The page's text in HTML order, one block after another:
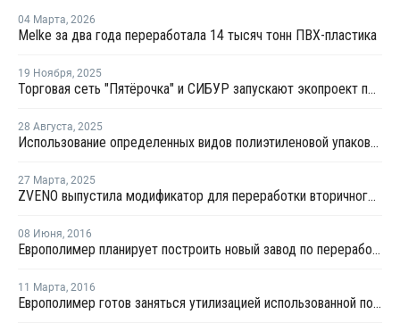
04 Марта, 2026
Melke за два года переработала 14 тысяч тонн ПВХ-пластика
19 Ноября, 2025
Торговая сеть "Пятёрочка" и СИБУР запускают экопроект по сбору яичных лотков из полистирола
28 Августа, 2025
Использование определенных видов полиэтиленовой упаковки запретят в Хабаровском крае
27 Марта, 2025
ZVENO выпустила модификатор для переработки вторичного ПС
08 Июня, 2016
Европолимер планирует построить новый завод по переработке полимерных изделий в Ростовской области
11 Марта, 2016
Европолимер готов заняться утилизацией использованной полиэтиленовой пленки